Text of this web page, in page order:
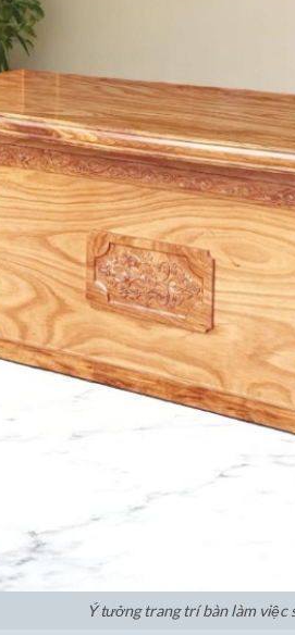
Ý tưởng trang trí bàn làm việc